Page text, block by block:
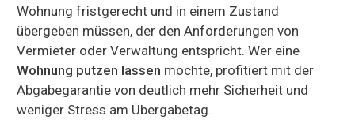
Wohnung fristgerecht und in einem Zustand
übergeben müssen, der den Anforderungen von
Vermieter oder Verwaltung entspricht. Wer eine
Wohnung putzen lassen möchte, profitiert mit der
Abgabegarantie von deutlich mehr Sicherheit und
weniger Stress am Übergabetag.